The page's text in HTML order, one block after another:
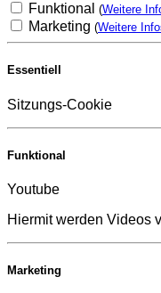
Funktional (Weitere
Marketing (Weitere
Essentiell
Sitzungs-Cookie
Funktional
Youtube
Hiermit werden Videos
Marketing